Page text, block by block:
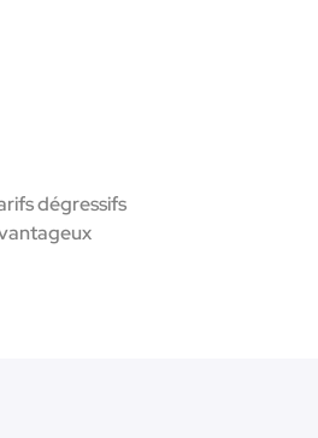
dégressifs